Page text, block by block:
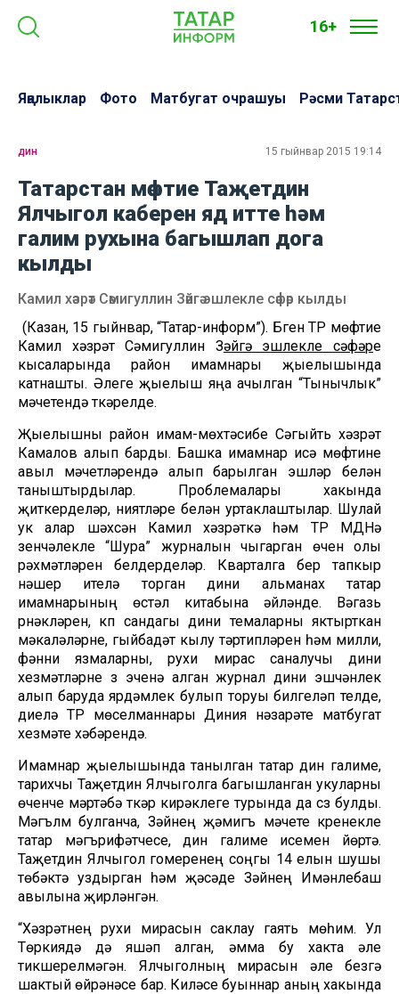
16+
Яңалыклар Фото Матбугат очрашуы Рәсми
дин 15 гыйнвар 2015 19:14
Татарстан мөфтие Таҗетдин
Ялчыгол каберен яд итте һәм
галим рухына багышлап дога
кылды
Камил хәзрәт Сәмигуллин Зәйгә эшлекле сәфәр кылды
(Казан, 15 гыйнвар, “Татар-информ”). Бүген ТР мөфтие
Камил хәзрәт Сәмигуллин Зәйгә эшлекле сәфәре
кысаларында район имамнары җыелышында
катнашты. Әлеге җыелыш яңа ачылган “Тынычлык”
мәчетендә үткәрелде.
Җыелышны район имам-мөхтәсибе Сәгыйть хәзрәт
Камалов алып барды. Башка имамнар исә мөфтине
авыл мәчетләрендә алып барылган эшләр белән
таныштырдылар. Проблемалары хакында
җиткерделәр, ниятләре белән уртаклаштылар. Шулай
ук алар шәхсән Камил хәзрәткә һәм ТР МДНә
үзенчәлекле “Шура” журналын чыгарган өчен олы
рәхмәтләрен белдерделәр. Кварталга бер тапкыр
нәшер ителә торган дини альманах татар
имамнарының өстәл китабына әйләнде. Вәгазь
үрнәкләрен, күп сандагы дини темаларны яктырткан
мәкаләләрне, гыйбадәт кылу тәртипләрен һәм милли,
фәнни язмаларны, рухи мирас саналучы дини
хезмәтләрне үз эченә алган журнал дини эшчәнлек
алып баруда ярдәмлек булып торуы билгеләп үтелде,
диелә ТР мөселманнары Диния нәзарәте матбугат
хезмәте хәбәрендә.
Имамнар җыелышында танылган татар дин галиме,
тарихчы Таҗетдин Ялчыголга багышланган укуларны
өченче мәртәбә үткәрү кирәклеге турында да сүз булды.
Мәгълүм булганча, Зәйнең җәмигъ мәчете күренекле
татар мәгърифәтчесе, дин галиме исемен йөртә.
Таҗетдин Ялчыгол гомеренең соңгы 14 елын шушы
төбәктә уздырган һәм җәсәде Зәйнең Имәнлебаш
авылына җирләнгән.
“Хәзрәтнең рухи мирасын саклау гаять мөһим. Ул
Төркиядә дә яшәп алган, әмма бу хакта әле
тикшерелмәгән. Ялчыголның мирасын әле безгә
шактый өйрәнәсе бар. Киләсе буыннар аның хакында